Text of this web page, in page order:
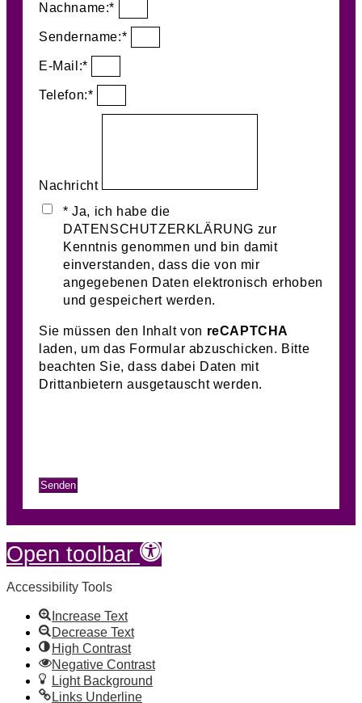
Nachname:*
Sendername:*
E-Mail:*
Telefon:*
Nachricht
* Ja, ich habe die
DATENSCHUTZERKLÄRUNG zur
Kenntnis genommen und bin damit
einverstanden, dass die von mir
angegebenen Daten elektronisch erhoben
und gespeichert werden.
Sie müssen den Inhalt von reCAPTCHA
laden, um das Formular abzuschicken. Bitte
beachten Sie, dass dabei Daten mit
Drittanbietern ausgetauscht werden.
Senden
Open toolbar
Accessibility Tools
Increase Text
Decrease Text
High Contrast
Negative Contrast
Light Background
Links Underline